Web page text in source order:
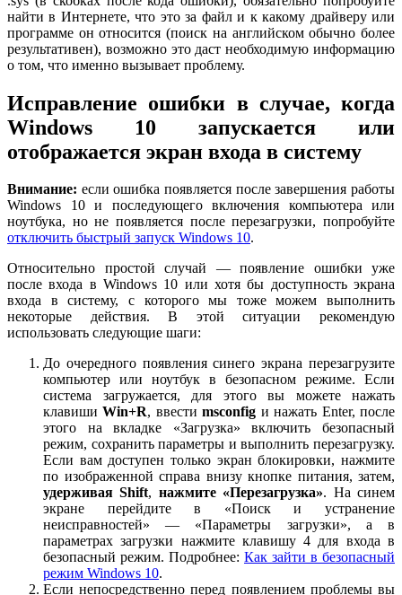
найти в Интернете, что это за файл и к какому драйверу или
программе он относится (поиск на английском обычно более
результативен), возможно это даст необходимую информацию
о том, что именно вызывает проблему.
Исправление ошибки в случае, когда
Windows 10 запускается или
отображается экран входа в систему
Внимание: если ошибка появляется после завершения работы
Windows 10 и последующего включения компьютера или
ноутбука, но не появляется после перезагрузки, попробуйте
отключить быстрый запуск Windows 10.
Относительно простой случай — появление ошибки уже
после входа в Windows 10 или хотя бы доступность экрана
входа в систему, с которого мы тоже можем выполнить
некоторые действия. В этой ситуации рекомендую
использовать следующие шаги:
До очередного появления синего экрана перезагрузите
компьютер или ноутбук в безопасном режиме. Если
система загружается, для этого вы можете нажать
клавишиWin+R, ввестиmsconfig и нажать Enter, после
этого на вкладке «Загрузка» включить безопасный
режим, сохранить параметры и выполнить перезагрузку.
Если вам доступен только экран блокировки, нажмите
по изображенной справа внизу кнопке питания, затем,
удерживая Shift, нажмите «Перезагрузка». На синем
экране перейдите в «Поиск и устранение
неисправностей» — «Параметры загрузки», а в
параметрах загрузки нажмите клавишу 4 для входа в
безопасный режим. Подробнее: Как зайти в безопасный
режим Windows 10.
Если непосредственно перед появлением проблемы вы